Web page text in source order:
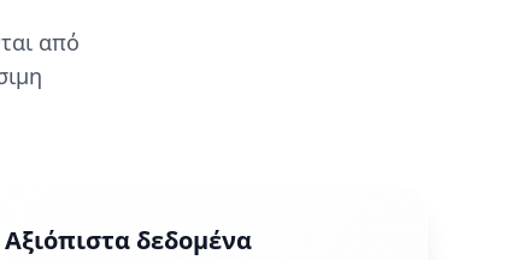
από
Αξιόπιστα δεδομένα